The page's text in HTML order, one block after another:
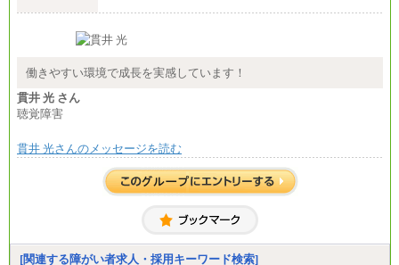
総合職 月給208,000～235,000円
※詳細はJTBキャリアサイトよりご確認ください。
総合職 月給220,000～230,000円＋地域間調整給
整給
※詳細はJTBキャリアサイトよりご確認ください。
■(株)JTBコミュニケーションデザイン
総合職 月給230,000円
みなし残業手当：20,000円（一律支給）※みなし
残業手当の残業時間は10.43時間。
働きやすい環境で成長を実感しています！
貫井 光 さん
聴覚障害
貫井 光さんのメッセージを読む
[関連する障がい者求人・採用キーワード検索]